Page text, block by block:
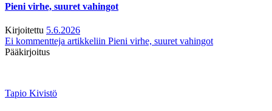
Pieni virhe, suuret vahingot
Kirjoitettu 5.6.2026
Ei kommentteja artikkeliin Pieni virhe, suuret vahingot
Pääkirjoitus
Tapio Kivistö